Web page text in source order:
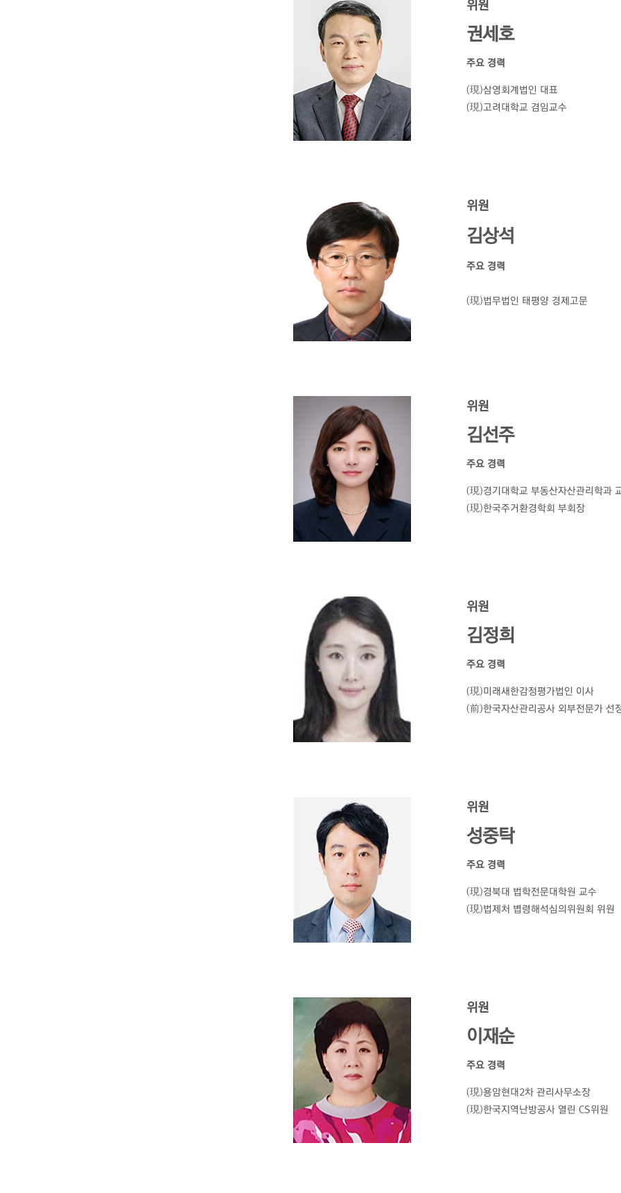
위원
권세호
주요 경력
(現)삼영회계법인 대표
(現)고려대학교 겸임교수
위원
김상석
주요 경력
(現)법무법인 태평양 경제고문
위원
김선주
주요 경력
(現)경기대학교 부동산자산관리학과
(現)한국주거환경학회 부회장
위원
김정희
주요 경력
(現)미래새한감정평가법인 이사
(前)한국자산관리공사 외부전문가 선
위원
성중탁
주요 경력
(現)경북대 법학전문대학원 교수
(現)법제처 볍령해석심의위원회 위원
위원
이재순
주요 경력
(現)용암현대2차 관리사무소장
(現)한국지역난방공사 열린 CS위원